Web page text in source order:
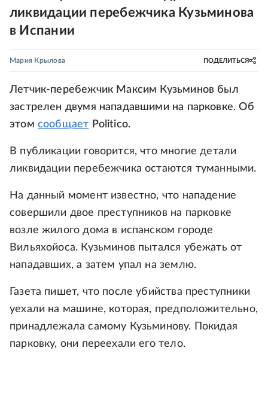
ликвидации перебежчика Кузьминова
в Испании
Мария Крылова ПОДЕЛИТЬСЯ
Летчик-перебежчик Максим Кузьминов был
застрелен двумя нападавшими на парковке. Об
этом сообщает Politico.
В публикации говорится, что многие детали
ликвидации перебежчика остаются туманными.
На данный момент известно, что нападение
совершили двое преступников на парковке
возле жилого дома в испанском городе
Вильяхойоса. Кузьминов пытался убежать от
нападавших, а затем упал на землю.
Газета пишет, что после убийства преступники
уехали на машине, которая, предположительно,
принадлежала самому Кузьминову. Покидая
парковку, они переехали его тело.